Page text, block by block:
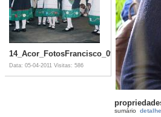
Data: 05-04-2011 Visitas: 586
sumário